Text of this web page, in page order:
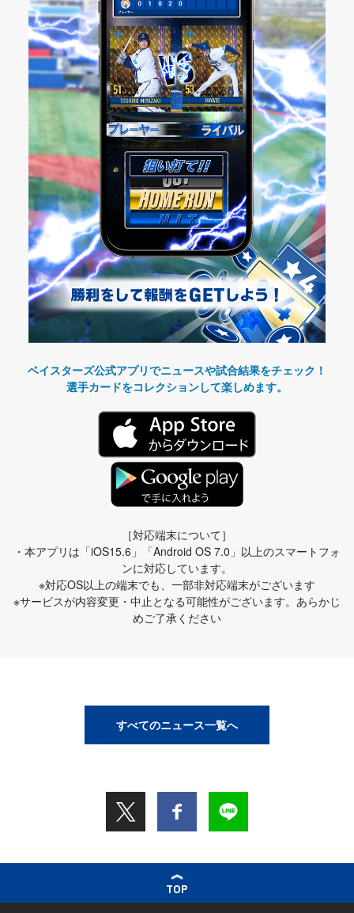
ベイスターズ公式アプリでニュースや試合結果をチェック！
選手カードをコレクションして楽しめます。
［対応端末について］
・本アプリは「iOS15.6」「Android OS 7.0」以上のスマートフォ
ンに対応しています。
※対応OS以上の端末でも、一部非対応端末がございます
※サービスが内容変更・中止となる可能性がございます。あらかじ
めご了承ください
すべてのニュース一覧へ
TOP